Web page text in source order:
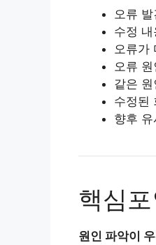
오류
수정
오류가
오류
같은
수정된
향후
핵심
원인 파악이